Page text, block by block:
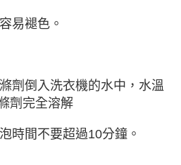
易褪色。
劑倒入洗衣機的水中，水溫
劑完全溶解
時間不要超過10分鐘。